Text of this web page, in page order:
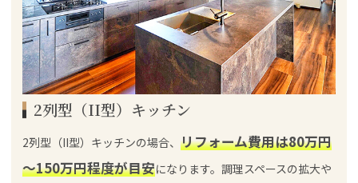
2列型（II型）キッチン
2列型（II型）キッチンの場合、 リフォーム費用は80万円
～150万円程度が目安になります。調理スペースの拡大や